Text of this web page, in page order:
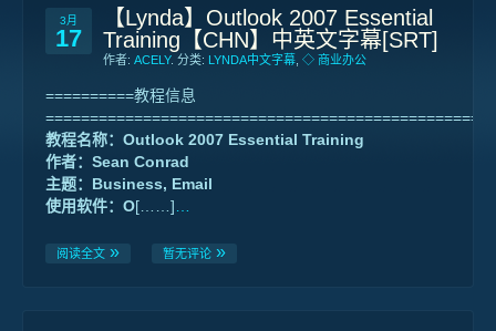
3月
17
【Lynda】Outlook 2007 Essential
Training【CHN】中英文字幕[SRT]
作者: ACELY. 分类: LYNDA中文字幕 ◇ 商业办公
==========教程信息
教程名称：Outlook 2007 Essential Training
作者：Sean Conrad
主题：Business, Email
使用软件：O[……]
阅读全文 暂无评论